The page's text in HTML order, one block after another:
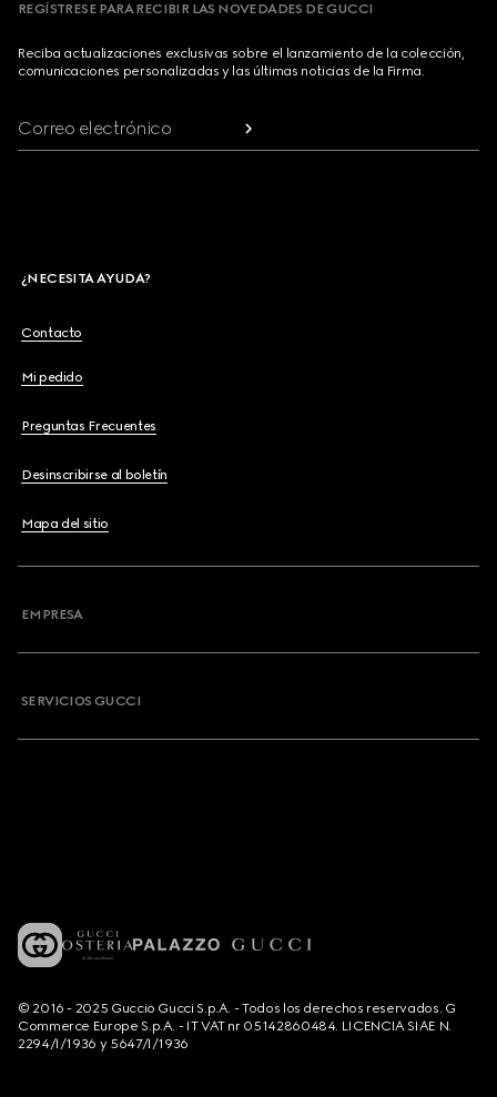
REGÍSTRESE PARA RECIBIR LAS NOVEDADES DE GUCCI
Reciba actualizaciones exclusivas sobre el lanzamiento de la colección,
comunicaciones personalizadas y las últimas noticias de la Firma.
Correo electrónico
¿NECESITA AYUDA?
Contacto
Mi pedido
Preguntas Frecuentes
Desinscribirse al boletín
Mapa del sitio
EMPRESA
SERVICIOS GUCCI
© 2016 - 2025 Guccio Gucci S.p.A. - Todos los derechos reservados. G
Commerce Europe S.p.A. - IT VAT nr 05142860484. LICENCIA SIAE N.
2294/I/1936 y 5647/I/1936